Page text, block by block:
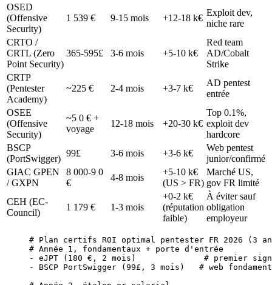
OSED
(Offensive
Security)
1 539 € 9-15 mois +12-18 k€
Exploit dev,
niche rare
CRTO /
CRTL (Zero
Point Security)
365-595£ 3-6 mois +5-10 k€
Red team
AD/Cobalt
Strike
CRTP
(Pentester
Academy)
~225 € 2-4 mois +3-7 k€
AD pentest
entrée
OSEE
(Offensive
Security)
~5 0 € +
voyage
12-18 mois +20-30 k€
Top 0.1%,
exploit dev
hardcore
BSCP
(PortSwigger)
99£ 3-6 mois +3-6 k€
Web pentest
junior/confirmé
GIAC GPEN
/ GXPN
8 000-9 0
€
4-8 mois
+5-10 k€
(US > FR)
Marché US,
gov FR limité
CEH (EC-
Council)
1 179 € 1-3 mois
+0-2 k€
(réputation
faible)
À éviter sauf
obligation
employeur
# Plan certifs ROI optimal pentester FR 2026 (3
# Année 1, fondamentaux + porte d'entrée
-
eJPT (180 €, 2 mois ) # premier
-
BSCP PortSwigger (99£, 3 mois ) # web